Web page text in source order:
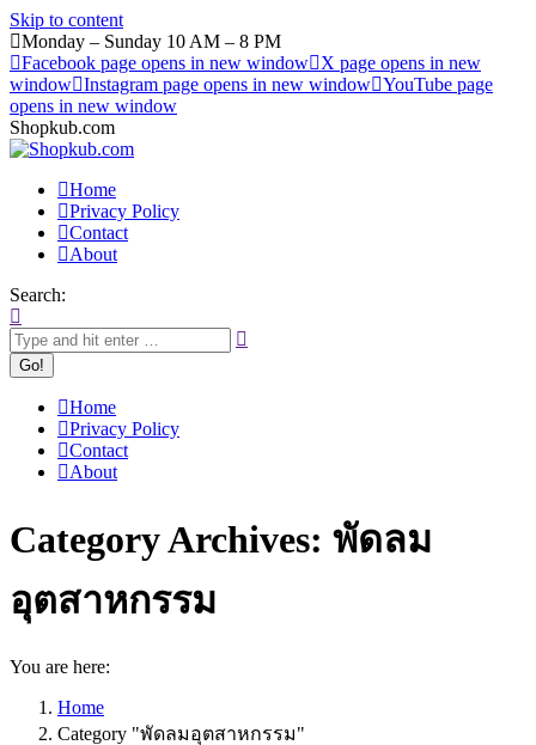
Skip to content
Monday – Sunday 10 AM – 8 PM
Facebook page opens in new window
X page opens in new
window Instagram page opens in new window YouTube page
opens in new window
Shopkub.com
Home
Privacy Policy
Contact
About
Search:
Home
Privacy Policy
Contact
About
Category Archives: พัดลม
อุตสาหกรรม
You are here:
Home
Category "พัดลมอุตสาหกรรม"